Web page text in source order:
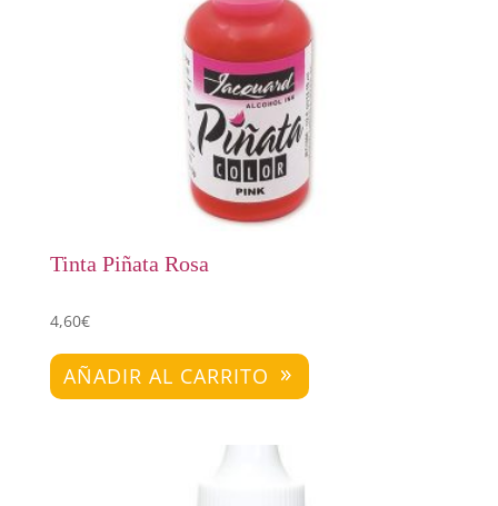
Tinta Piñata Rosa
4,60€
AÑADIR AL CARRITO